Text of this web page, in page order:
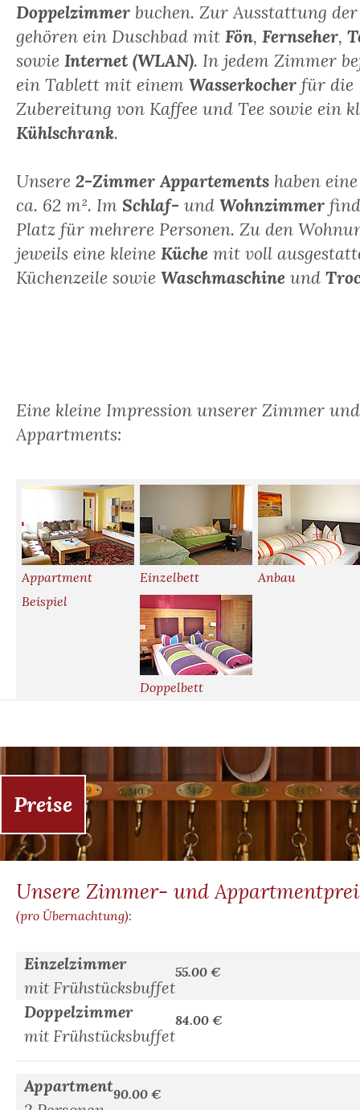
Doppelzimmer buchen. Zur Ausstattung
gehören ein Duschbad mit Fön, Fernseher,
sowie Internet (WLAN). In jedem Zimmer
ein Tablett mit einem Wasserkocher für die
Zubereitung von Kaffee und Tee sowie ein
Kühlschrank.
Unsere 2-Zimmer Appartements haben
ca. 62 m². Im Schlaf- und Wohnzimmer
Platz für mehrere Personen. Zu den
jeweils eine kleine Küche mit voll
Küchenzeile sowie Waschmaschine und
Eine kleine Impression unserer Zimmer und
Appartments:
Appartment
Beispiel
Einzelbett Anbau
Doppelbett
Preise
Unsere Zimmer- und
(pro Übernachtung):
Einzelzimmer
mit Frühstücksbuffet
55.00 €
Doppelzimmer
mit Frühstücksbuffet
84.00 €
Appartment90.00 €